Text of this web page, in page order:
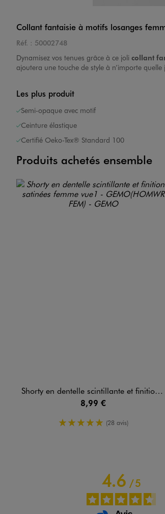
Collant fantaisie à motifs losanges
Réf. : 50002748
Dynamisez vos tenues grâce à ce joli collant
ajoutera une touche de style à n’importe
Les plus produit
Semi-opaque avec motif
Ceinture élastique
Certifié Oeko-Tex® Standard 100
Produits achetés ensemble
Shorty en dentelle scintillante et finitions satinées femme
8,99 €
5/5 de moyenne
(28 avis)
4.6/5